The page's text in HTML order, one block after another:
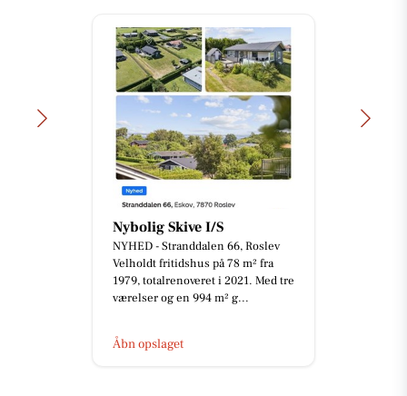
Nybolig Skive I/S
NYHED - Stranddalen 66, Roslev
Velholdt fritidshus på 78 m² fra
1979, totalrenoveret i 2021. Med tre
værelser og en 994 m² g...
Åbn opslaget